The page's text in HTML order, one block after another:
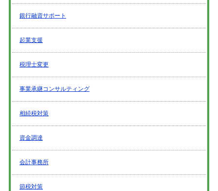
銀行融資サポート
起業支援
税理士変更
事業承継コンサルティング
相続税対策
資金調達
会計事務所
節税対策